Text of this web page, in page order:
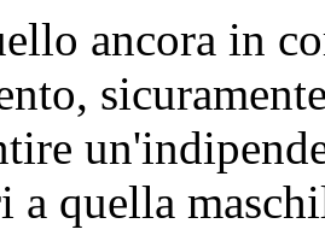
in corso
a quella